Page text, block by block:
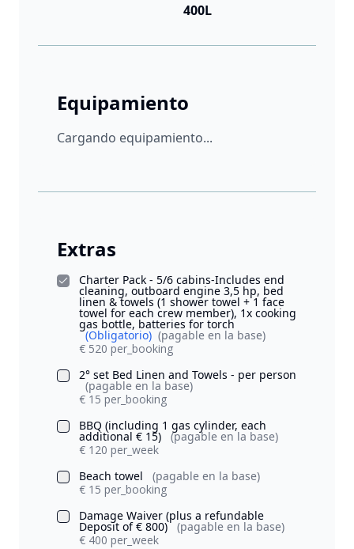
400L
Equipamiento
Cargando equipamiento...
Extras
Charter Pack - 5/6 cabins-Includes end
cleaning, outboard engine 3,5 hp, bed
linen & towels (1 shower towel + 1 face
towel for each crew member), 1x cooking
gas bottle, batteries for torch
(Obligatorio) (pagable en la base)
€ 520 per_booking
2° set Bed Linen and Towels - per person
(pagable en la base)
€ 15 per_booking
BBQ (including 1 gas cylinder, each
additional € 15)
(pagable en la base)
€ 120 per_week
Beach towel
(pagable en la base)
€ 15 per_booking
Damage Waiver (plus a refundable
Deposit of € 800) (pagable en la base)
€ 400 per_week